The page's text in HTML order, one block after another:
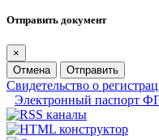
Отправить документ
×
Отмена
Отправить
Свидетельство о
Электронный паспорт